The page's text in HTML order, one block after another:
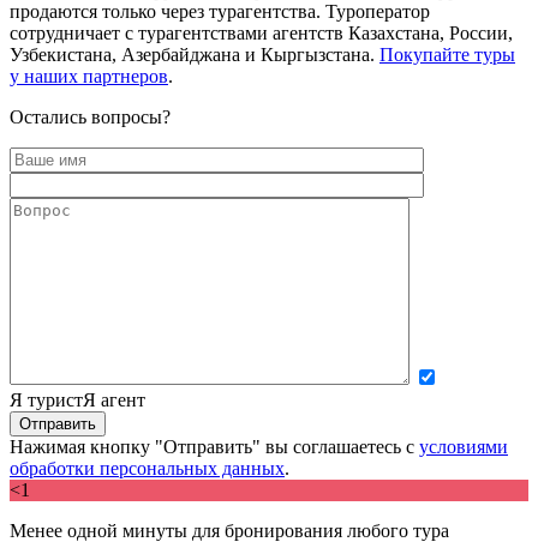
продаются только через турагентства. Туроператор
сотрудничает с турагентствами агентств Казахстана, России,
Узбекистана, Азербайджана и Кыргызстана. Покупайте туры
у наших партнеров.
Остались вопросы?
Я туристЯ агент
Нажимая кнопку "Отправить" вы соглашаетесь с условиями
обработки персональных данных.
<1
Менее одной минуты для бронирования любого тура